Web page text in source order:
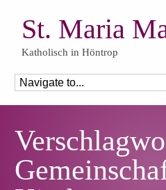
St. Maria
Katholisch in Höntrop